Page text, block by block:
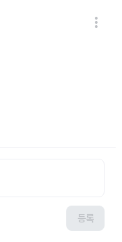
등록